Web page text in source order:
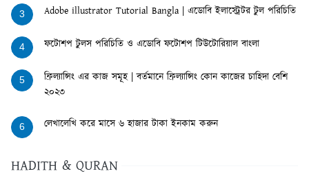
3 Adobe illustrator Tutorial Bangla | এডোবি ইলাস্ট্রেটর টুল পরিচিতি
4 ফটোশপ টুলস পরিচিতি ও এডোবি ফটোশপ টিউটোরিয়াল বাংলা
5
ফ্রিল্যান্সিং এর কাজ সমূহ | বর্তমানে ফ্রিল্যান্সিং কোন কাজের চাহিদা বেশি
২০২৩
6 লেখালেখি করে মাসে ৬ হাজার টাকা ইনকাম করুন
HADITH & QURAN